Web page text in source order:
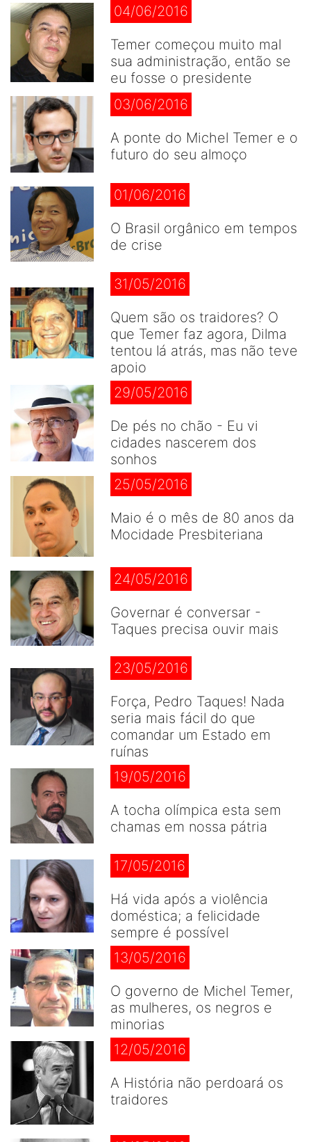
04/06/2016
Temer começou muito mal
sua administração, então se
eu fosse o presidente
03/06/2016
A ponte do Michel Temer e o
futuro do seu almoço
01/06/2016
O Brasil orgânico em tempos
de crise
31/05/2016
Quem são os traidores? O
que Temer faz agora, Dilma
tentou lá atrás, mas não teve
apoio
29/05/2016
De pés no chão - Eu vi
cidades nascerem dos
sonhos
25/05/2016
Maio é o mês de 80 anos da
Mocidade Presbiteriana
24/05/2016
Governar é conversar -
Taques precisa ouvir mais
23/05/2016
Força, Pedro Taques! Nada
seria mais fácil do que
comandar um Estado em
ruínas
19/05/2016
A tocha olímpica esta sem
chamas em nossa pátria
17/05/2016
Há vida após a violência
doméstica; a felicidade
sempre é possível
13/05/2016
O governo de Michel Temer,
as mulheres, os negros e
minorias
12/05/2016
A História não perdoará os
traidores